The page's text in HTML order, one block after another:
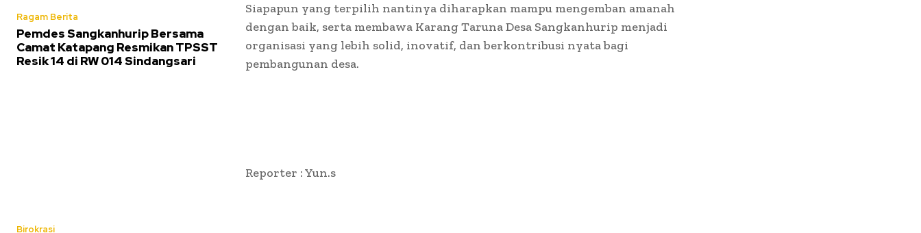
Ragam Berita
Pemdes Sangkanhurip Bersama
Camat Katapang Resmikan TPSST
Resik 14 di RW 014 Sindangsari
Birokrasi
Siapapun yang terpilih nantinya diharapkan mampu mengemban amanah
dengan baik, serta membawa Karang Taruna Desa Sangkanhurip menjadi
organisasi yang lebih solid, inovatif, dan berkontribusi nyata bagi
pembangunan desa.
Reporter : Yun.s